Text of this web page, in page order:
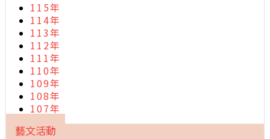
115年
114年
113年
112年
111年
110年
109年
108年
107年
藝文活動